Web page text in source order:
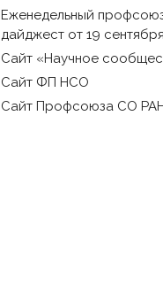
Еженедельный
дайджест от 19
Сайт «Научное
Сайт ФП НСО
Сайт Профсоюза СО